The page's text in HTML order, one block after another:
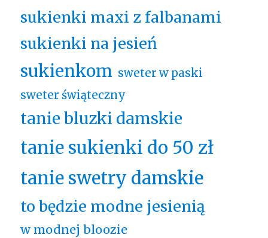
sukienki maxi z falbanami
sukienki na jesień
sukienkom sweter w paski
sweter świąteczny
tanie bluzki damskie
tanie sukienki do 50 zł
tanie swetry damskie
to będzie modne jesienią
w modnej bloozie